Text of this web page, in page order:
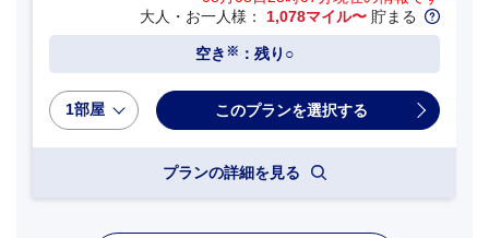
大人・お一人様： 1,078マイル〜 貯まる
空き ※ ：残り○
1部屋
プランの詳細を見る